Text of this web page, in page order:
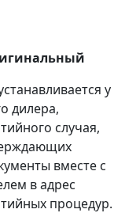
у
дилера,
случая,
вместе с
в адрес
процедур.